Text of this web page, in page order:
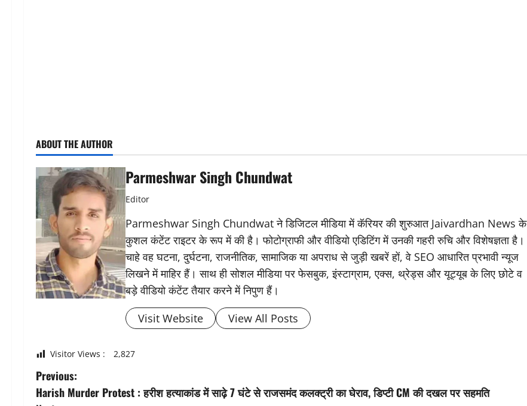
ABOUT THE AUTHOR
Parmeshwar Singh Chundwat
Editor
Parmeshwar Singh Chundwat ने डिजिटल मीडिया में कॅरियर की शुरुआत Jaivardhan News के
कुशल कंटेंट राइटर के रूप में की है। फोटोग्राफी और वीडियो एडिटिंग में उनकी गहरी रुचि और विशेषज्ञता है।
चाहे वह घटना, दुर्घटना, राजनीतिक, सामाजिक या अपराध से जुड़ी खबरें हों, वे SEO आधारित प्रभावी न्यूज
लिखने में माहिर हैं। साथ ही सोशल मीडिया पर फेसबुक, इंस्टाग्राम, एक्स, थ्रेड्स और यूट्यूब के लिए छोटे व
बड़े वीडियो कंटेंट तैयार करने में निपुण हैं।
Visit Website
View All Posts
Visitor Views : 2,827
P
Previous:
Harish Murder Protest : हरीश हत्याकांड में साढ़े 7 घंटे से राजसमंद कलक्ट्री का घेराव, डिप्टी CM की दखल पर सहमति